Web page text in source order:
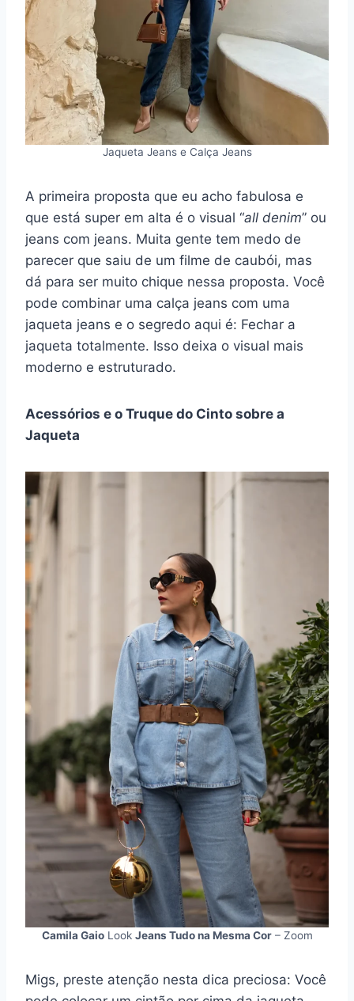
Jaqueta Jeans e Calça Jeans
A primeira proposta que eu acho fabulosa e
que está super em alta é o visual “all denim” ou
jeans com jeans. Muita gente tem medo de
parecer que saiu de um filme de caubói, mas
dá para ser muito chique nessa proposta. Você
pode combinar uma calça jeans com uma
jaqueta jeans e o segredo aqui é: Fechar a
jaqueta totalmente. Isso deixa o visual mais
moderno e estruturado.
Acessórios e o Truque do Cinto sobre a
Jaqueta
Camila GaioLook Jeans Tudo na Mesma Cor– Zoom
Migs, preste atenção nesta dica preciosa: Você